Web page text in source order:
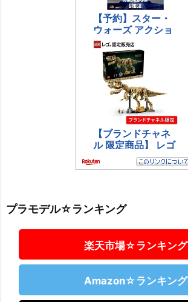
プラモデル☆ランキング
楽天市場☆ランキング
Amazon☆ランキング